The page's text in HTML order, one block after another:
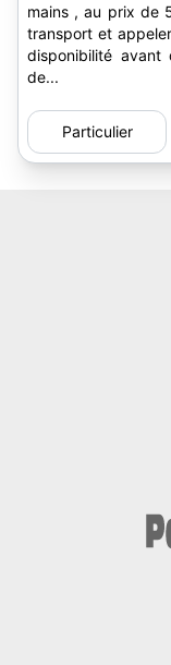
mains , au prix de
transport et
disponibilité
de...
Particulier